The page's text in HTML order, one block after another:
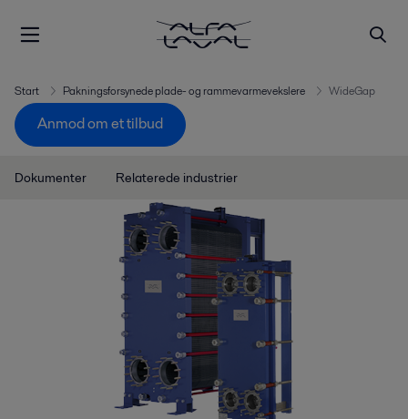
Start Pakningsforsynede plade- og rammevarmevekslere WideGap
Anmod om et tilbud
Dokumenter Relaterede industrier